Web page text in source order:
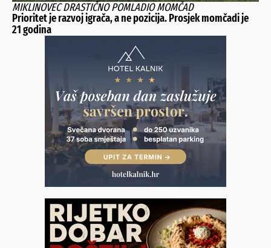
MIKLINOVEC DRASTIČNO POMLADIO MOMČAD
Prioritet je razvoj igrača, a ne pozicija. Prosjek momčadi je
21 godina